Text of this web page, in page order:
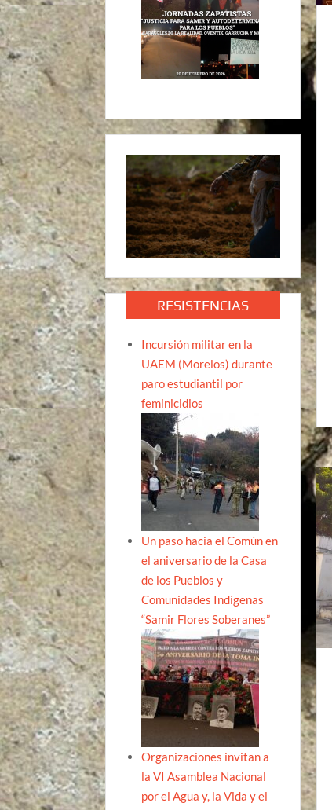
RESISTENCIAS
Incursión militar en la
UAEM (Morelos) durante
paro estudiantil por
feminicidios
Un paso hacia el Común en
el aniversario de la Casa
de los Pueblos y
Comunidades Indígenas
“Samir Flores Soberanes”
Organizaciones invitan a
la VI Asamblea Nacional
por el Agua y, la Vida y el